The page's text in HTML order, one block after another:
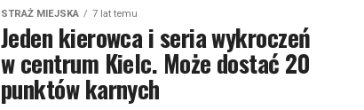
STRAŻ MIEJSKA 7 lat temu
Jeden kierowca i seria wykroczeń
w centrum Kielc. Może dostać 20
punktów karnych